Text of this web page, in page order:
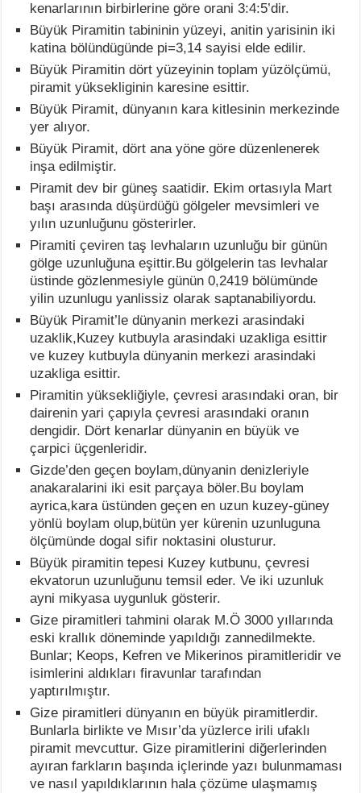
kenarlarının birbirlerine göre orani 3:4:5’dir.
Büyük Piramitin tabininin yüzeyi, anitin yarisinin iki
katina bölündügünde pi=3,14 sayisi elde edilir.
Büyük Piramitin dört yüzeyinin toplam yüzölçümü,
piramit yüksekliginin karesine esittir.
Büyük Piramit, dünyanın kara kitlesinin merkezinde
yer alıyor.
Büyük Piramit, dört ana yöne göre düzenlenerek
inşa edilmiştir.
Piramit dev bir güneş saatidir. Ekim ortasıyla Mart
başı arasında düşürdüğü gölgeler mevsimleri ve
yılın uzunluğunu gösterirler.
Piramiti çeviren taş levhaların uzunluğu bir günün
gölge uzunluğuna eşittir.Bu gölgelerin tas levhalar
üstinde gözlenmesiyle günün 0,2419 bölümünde
yilin uzunlugu yanlissiz olarak saptanabiliyordu.
Büyük Piramit’le dünyanin merkezi arasindaki
uzaklik,Kuzey kutbuyla arasindaki uzakliga esittir
ve kuzey kutbuyla dünyanin merkezi arasindaki
uzakliga esittir.
Piramitin yüksekliğiyle, çevresi arasındaki oran, bir
dairenin yari çapıyla çevresi arasındaki oranın
dengidir. Dört kenarlar dünyanin en büyük ve
çarpici üçgenleridir.
Gizde’den geçen boylam,dünyanin denizleriyle
anakaralarini iki esit parçaya böler.Bu boylam
ayrica,kara üstünden geçen en uzun kuzey-güney
yönlü boylam olup,bütün yer kürenin uzunluguna
ölçümünde dogal sifir noktasini olusturur.
Büyük piramitin tepesi Kuzey kutbunu, çevresi
ekvatorun uzunluğunu temsil eder. Ve iki uzunluk
ayni mikyasa uygunluk gösterir.
Gize piramitleri tahmini olarak M.Ö 3000 yıllarında
eski krallık döneminde yapıldığı zannedilmekte.
Bunlar; Keops, Kefren ve Mikerinos piramitleridir ve
isimlerini aldıkları firavunlar tarafından
yaptırılmıştır.
Gize piramitleri dünyanın en büyük piramitlerdir.
Bunlarla birlikte ve Mısır’da yüzlerce irili ufaklı
piramit mevcuttur. Gize piramitlerini diğerlerinden
ayıran farkların başında içlerinde yazı bulunmaması
ve nasıl yapıldıklarının hala çözüme ulaşmamış